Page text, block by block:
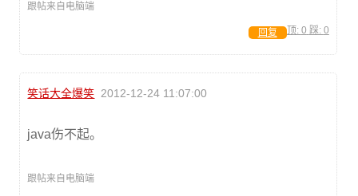
跟帖来自电脑端
顶: 0 踩: 0
回复
笑话大全爆笑 2012-12-24 11:07:00
java伤不起。
跟帖来自电脑端